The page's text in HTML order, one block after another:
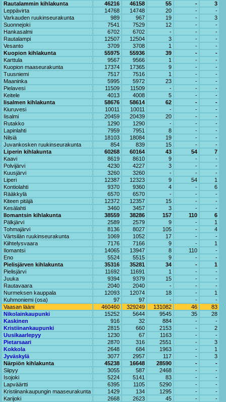
Rautalammin kihlakunta
46216 46158 55 -
3
Leppävirta
14768 14748 20 -
-
Varkauden ruukinseurakunta
989 967 19 -
3
Suonnejoki
7541 7529 12 -
-
Hankasalmi
6702 6702 - -
-
Rautalampi
12507 12504 3 -
-
Vesanto
3709 3708 1 -
-
Kuopion kihlakunta
55975 55936 39 -
-
Karttula
9567 9566 1 -
-
Kuopion maaseurakunta
17374 17365 9 -
-
Tuusniemi
7517 7516 1 -
-
Maaninka
5995 5972 23 -
-
Pielavesi
11509 11509 - -
-
Keitele
4013 4008 5 -
-
Iisalmen kihlakunta
58676 58614 62 -
-
Kiuruvesi
10011 10011 - -
-
Iisalmi
20459 20439 20 -
-
Rutakko
1290 1290 - -
-
Lapinlahti
7959 7951 8 -
-
Nilsiä
18103 18084 19 -
-
Juvankosken ruukinseurakunta
854 839 15 -
-
Liperin kihlakunta
60268 60164 43 54
7
Kaavi
8619 8610 9 -
-
Polvijärvi
4230 4227 3 -
-
Kuusjärvi
3260 3260 - -
-
Liperi
12387 12323 9 54
1
Kontiolahti
9370 9360 4 -
6
Rääkkylä
6570 6570 - -
-
Kiteen pitäjä
12372 12357 15 -
-
Kesälahti
3460 3457 3 -
-
Ilomantsin kihlakunta
38559 38286 157 110
6
Pälkjärvi
2589 2579 9 -
1
Tohmajärvi
8136 8027 105 -
4
Värtsilän ruukinseurakunta
1069 1052 17 -
-
Kiihtelysvaara
7176 7166 9 -
1
Ilomantsi
14065 13947 8 110
-
Eno
5524 5515 9 -
-
Pielisjärven kihlakunta
35316 35281 34 -
1
Pielisjärvi
11692 11691 1 -
-
Juuka
9394 9379 15 -
-
Rautavaara
2040 2040 - -
-
Nurmeksen kauppala
12093 12074 18 -
1
Kuhmoniemi (osa)
97 97 - -
-
Vaasan lääni
460460 329249 131082 46
83
Nikolainkaupunki
15252 5644 9545 35
28
Kaskinen
916 32 884 -
-
Kristiinankaupunki
2815 660 2153 -
2
Uusikaarlepyy
1230 67 1163 -
-
Pietarsaari
2870 316 2551 -
3
Kokkola
2648 684 1963 -
1
Jyväskylä
3077 2957 117 -
3
Närpiön kihlakunta
45238 16648 28590 -
-
Siipyy
3055 587 2468 -
-
Isojoki
5224 5141 83 -
-
Lapväärtti
6395 1105 5290 -
-
Kristiinankaupungin maaseurakunta
1429 134 1295 -
-
Karijoki
2668 2623 45 -
-